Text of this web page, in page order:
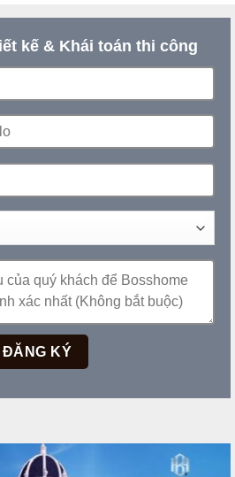
kế & Khái toán thi công